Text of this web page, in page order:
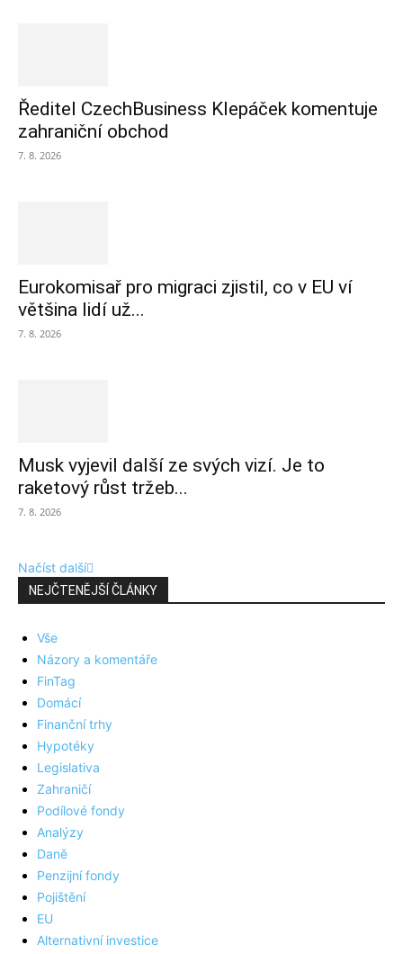
Ředitel CzechBusiness Klepáček komentuje
zahraniční obchod
7. 8. 2026
Eurokomisař pro migraci zjistil, co v EU ví
většina lidí už...
7. 8. 2026
Musk vyjevil další ze svých vizí. Je to
raketový růst tržeb...
7. 8. 2026
Načíst další
NEJČTENĚJŠÍ ČLÁNKY
Vše
Názory a komentáře
FinTag
Domácí
Finanční trhy
Hypotéky
Legislativa
Zahraničí
Podílové fondy
Analýzy
Daně
Penzijní fondy
Pojištění
EU
Alternativní investice